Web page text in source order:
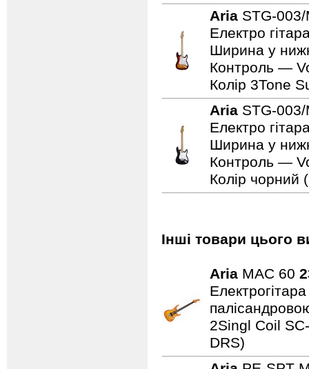
Aria STG-
Електро
Ширина у
Контроль —
Колір 3Tone
Aria STG-
Електро
Ширина у
Контроль —
Колір чорний
Інші товари цього
Aria MAC 60
2Singl Coil
DRS)